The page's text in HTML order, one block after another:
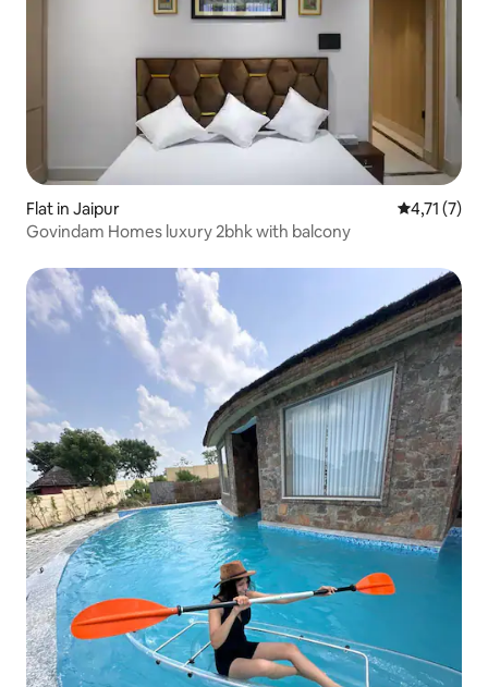
Flat in Jaipur
4,71 (7)
Govindam Homes luxury 2bhk with balcony